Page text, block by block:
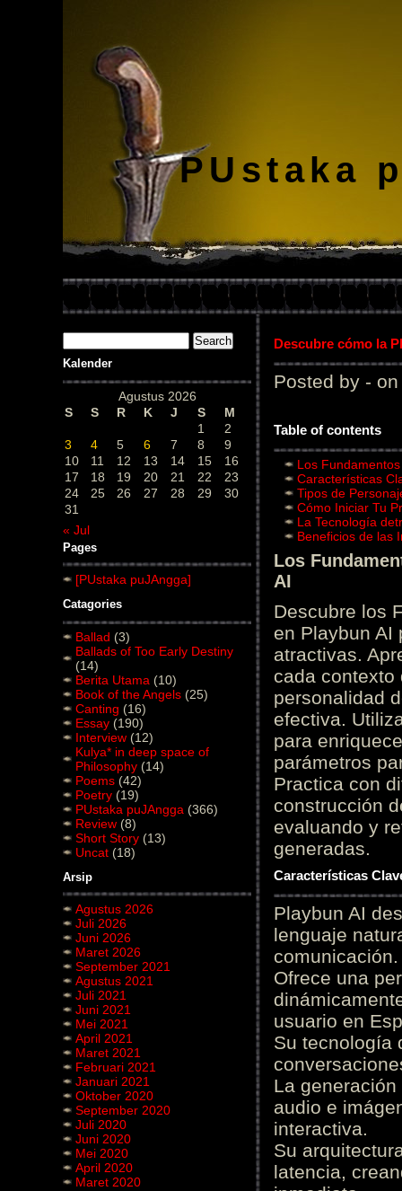
PUstaka
Kalender
Agustus 2026
S
S R K J S
M
1
2
3
4 5 6 7 8
9
10
11 12 13 14 15
16
17
18 19 20 21 22
23
24
25 26 27 28 29
30
31
« Jul
Pages
[PUstaka puJAngga]
Catagories
Ballad (3)
Ballads of Too Early Destiny
(14)
Berita Utama (10)
Book of the Angels (25)
Canting (16)
Essay (190)
Interview (12)
Kulya* in deep space of
Philosophy (14)
Poems (42)
Poetry (19)
PUstaka puJAngga (366)
Review (8)
Short Story (13)
Uncat (18)
Arsip
Agustus 2026
Juli 2026
Juni 2026
Maret 2026
September 2021
Agustus 2021
Juli 2021
Juni 2021
Mei 2021
April 2021
Maret 2021
Februari 2021
Januari 2021
Oktober 2020
September 2020
Juli 2020
Juni 2020
Mei 2020
April 2020
Maret 2020
Descubre cómo la
Posted by - on
Table of contents
Los
Características
Tipos de
Cómo Iniciar Tu
La Tecnología
Beneficios de las
Los
AI
Descubre los
en Playbun AI
atractivas.
cada contexto
personalidad
efectiva.
para
parámetros
Practica con
construcción
evaluando y
generadas.
Características
Playbun AI
lenguaje
comunicación.
Ofrece una
usuario en
Su tecnología
La
audio e
interactiva.
Su
latencia,